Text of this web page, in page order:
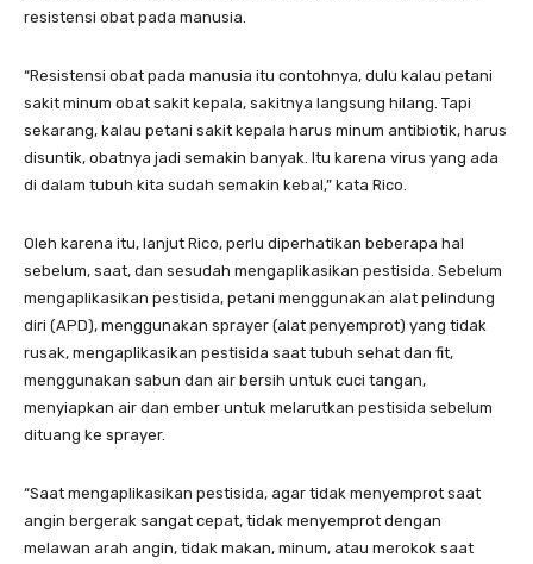
resistensi obat pada manusia.
“Resistensi obat pada manusia itu contohnya, dulu kalau petani
sakit minum obat sakit kepala, sakitnya langsung hilang. Tapi
sekarang, kalau petani sakit kepala harus minum antibiotik, harus
disuntik, obatnya jadi semakin banyak. Itu karena virus yang ada
di dalam tubuh kita sudah semakin kebal,” kata Rico.
Oleh karena itu, lanjut Rico, perlu diperhatikan beberapa hal
sebelum, saat, dan sesudah mengaplikasikan pestisida. Sebelum
mengaplikasikan pestisida, petani menggunakan alat pelindung
diri (APD), menggunakan sprayer (alat penyemprot) yang tidak
rusak, mengaplikasikan pestisida saat tubuh sehat dan fit,
menggunakan sabun dan air bersih untuk cuci tangan,
menyiapkan air dan ember untuk melarutkan pestisida sebelum
dituang ke sprayer.
“Saat mengaplikasikan pestisida, agar tidak menyemprot saat
angin bergerak sangat cepat, tidak menyemprot dengan
melawan arah angin, tidak makan, minum, atau merokok saat